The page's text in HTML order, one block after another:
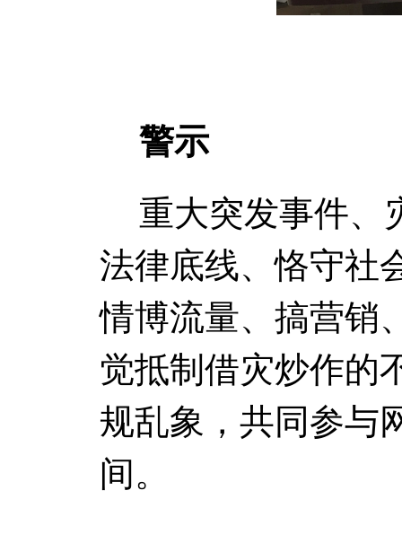
警示
重大突发事件、
法律底线、恪守社
情博流量、搞营销
觉抵制借灾炒作的
规乱象，共同参与
间。